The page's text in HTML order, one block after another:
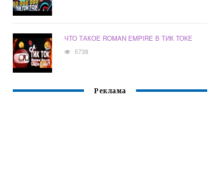
ЧТО ТАКОЕ ROMAN EMPIRE В ТИК ТОКЕ
5738
Реклама